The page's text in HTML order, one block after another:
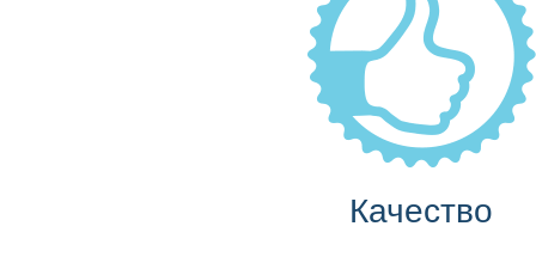
Качество